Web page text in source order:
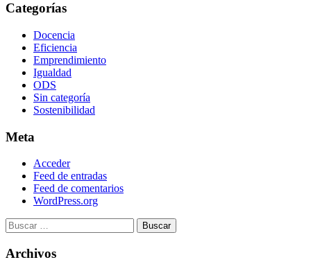
Categorías
Docencia
Eficiencia
Emprendimiento
Igualdad
ODS
Sin categoría
Sostenibilidad
Meta
Acceder
Feed de entradas
Feed de comentarios
WordPress.org
Archivos